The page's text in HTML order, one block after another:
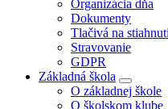
Organizácia dňa
Dokumenty
Tlačivá na
Stravovanie
GDPR
Základná škola
O základnej škole
O školskom klube